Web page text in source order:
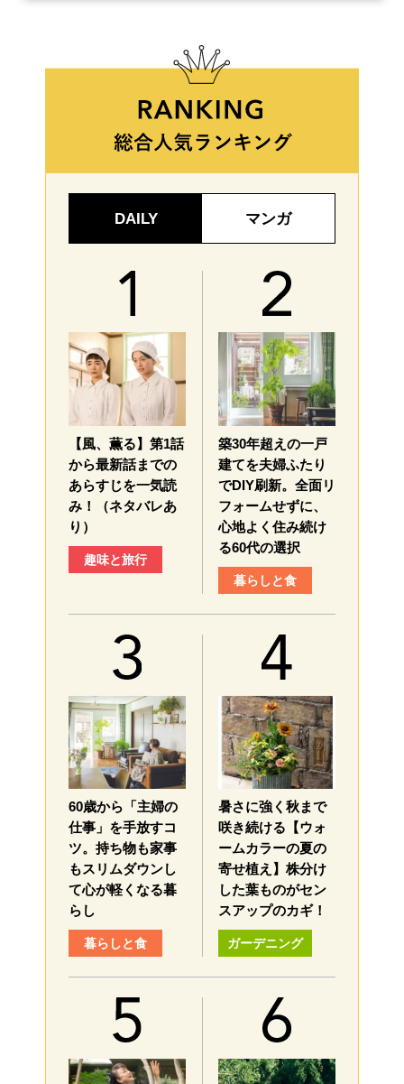
DAILY マンガ
【風、薫る】第1話
から最新話までの
あらすじを一気読
み！（ネタバレあ
り）
趣味と旅行
築30年超えの一戸
建てを夫婦ふたり
でDIY刷新。全面リ
フォームせずに、
心地よく住み続け
る60代の選択
暮らしと食
60歳から「主婦の
仕事」を手放すコ
ツ。持ち物も家事
もスリムダウンし
て心が軽くなる暮
らし
暮らしと食
暑さに強く秋まで
咲き続ける【ウォ
ームカラーの夏の
寄せ植え】株分け
した葉ものがセン
スアップのカギ！
ガーデニング